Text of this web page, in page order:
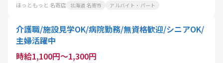
ほっともっと 名寄店 北海道 名寄市 アルバイト・パート
介護職/施設見学OK/病院勤務/無資格歓迎/シニアOK/
主婦活躍中
時給1,100円～1,300円